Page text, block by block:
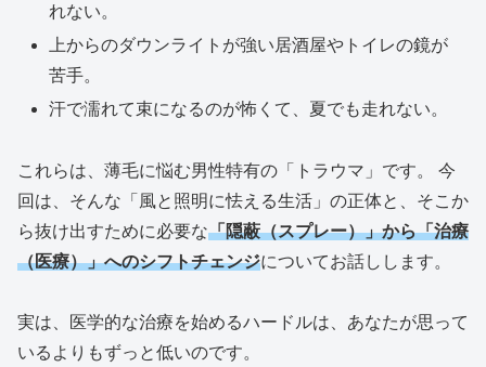
れない。
上からのダウンライトが強い居酒屋やトイレの鏡が
苦手。
汗で濡れて束になるのが怖くて、夏でも走れない。
これらは、薄毛に悩む男性特有の「トラウマ」です。 今
回は、そんな「風と照明に怯える生活」の正体と、そこか
ら抜け出すために必要な「隠蔽（スプレー）」から「治療
（医療）」へのシフトチェンジについてお話しします。
実は、医学的な治療を始めるハードルは、あなたが思って
いるよりもずっと低いのです。